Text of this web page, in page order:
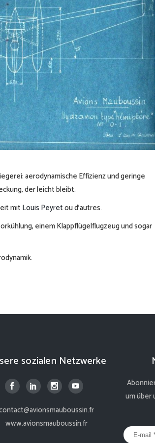
aerodynamische Effizienz und geringe
der leicht bleibt.
mitLouis Peyretou d’autres.
einem Klappflügelflugzeug und sogar
sozialen Netzwerke
www.avionsmauboussin.fr
um über